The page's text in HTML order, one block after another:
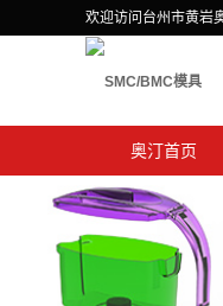
欢迎访问台州市黄岩
奥汀首页